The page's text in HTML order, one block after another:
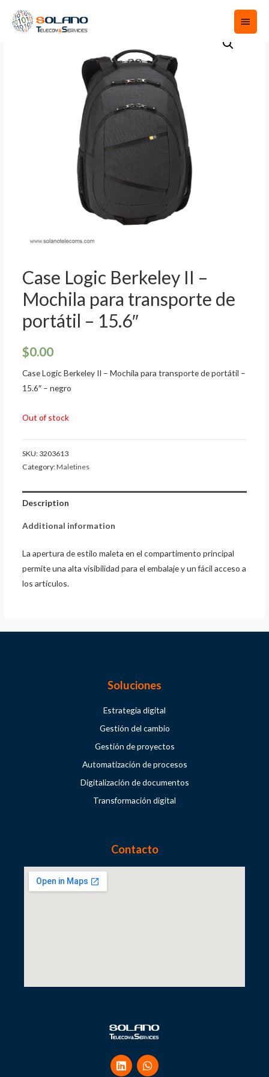
Case Logic Berkeley II –
Mochila para transporte de
portátil – 15.6″
$0.00
Case Logic Berkeley II – Mochila para transporte de portátil –
15.6″ – negro
Out of stock
SKU: 3203613
Category:Maletines
Description
Additional information
La apertura de estilo maleta en el compartimento principal
permite una alta visibilidad para el embalaje y un fácil acceso a
los artículos.
Soluciones
Estrategia digital
Gestión del cambio
Gestión de proyectos
Automatización de procesos
Digitalización de documentos
Transformación digital
Contacto